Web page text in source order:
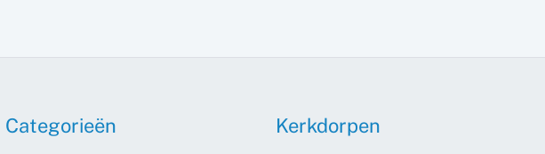
Categorieën Kerkdorpen